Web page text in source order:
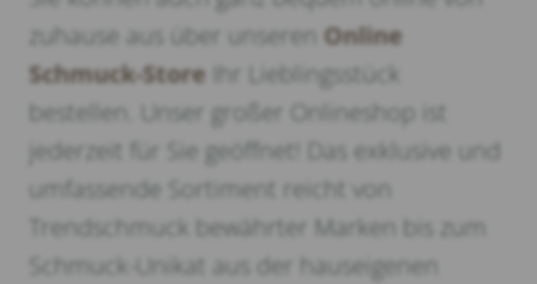
zuhause aus über unseren Online
Schmuck-Store Ihr Lieblingsstück
bestellen. Unser großer Onlineshop ist
jederzeit für Sie geöffnet! Das exklusive und
umfassende Sortiment reicht von
Trendschmuck bewährter Marken bis zum
Schmuck-Unikat aus der hauseigenen